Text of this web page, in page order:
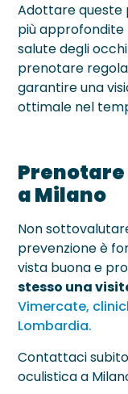
Adottare queste
più
salute degli
prenotare
garantire una
ottimale nel
a Milano
Non
prevenzione è
vista buona e
stesso una
Vimercate,
Lombardia.
Contattaci
oculistica a